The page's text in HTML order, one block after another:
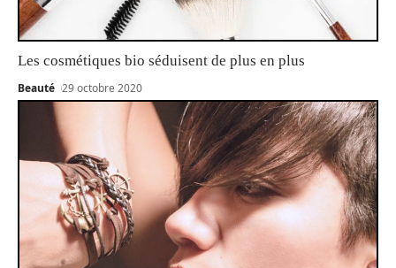
Les cosmétiques bio séduisent de plus en plus
Beauté 29 octobre 2020